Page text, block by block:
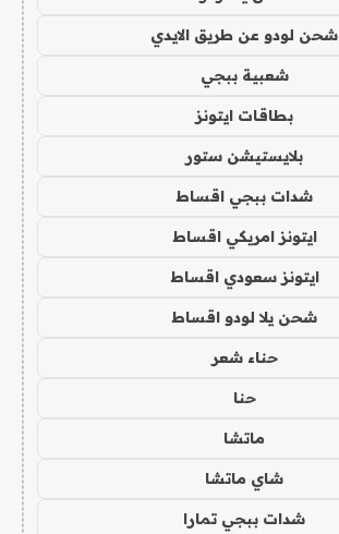
شحن لودو عن طريق الايدي
شعبية ببجي
بطاقات ايتونز
بلايستيشن ستور
شدات ببجي اقساط
ايتونز امريكي اقساط
ايتونز سعودي اقساط
شحن يلا لودو اقساط
حناء شعر
حنا
ماتشا
شاي ماتشا
شدات ببجي تمارا